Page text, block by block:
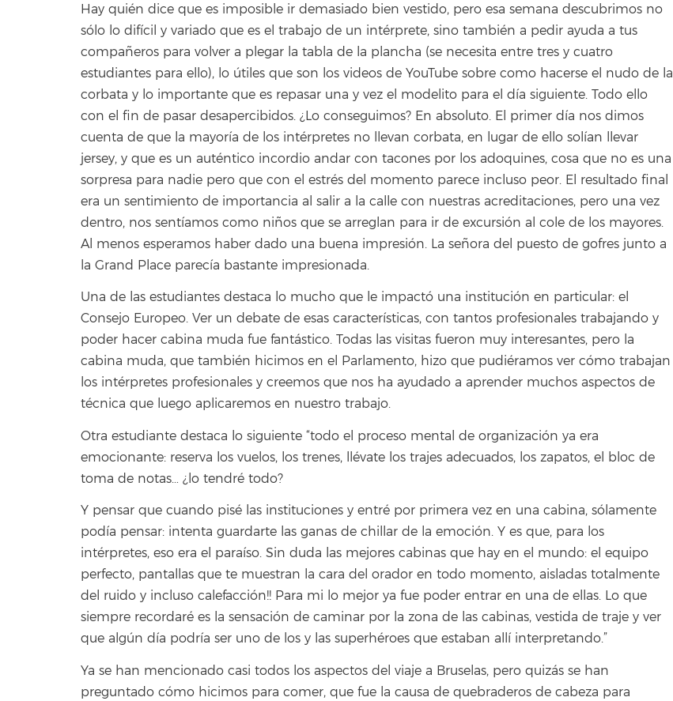
Hay quién dice que es imposible ir demasiado bien vestido, pero esa semana descubrimos no
sólo lo difícil y variado que es el trabajo de un intérprete, sino también a pedir ayuda a tus
compañeros para volver a plegar la tabla de la plancha (se necesita entre tres y cuatro
estudiantes para ello), lo útiles que son los videos de YouTube sobre como hacerse el nudo de la
corbata y lo importante que es repasar una y vez el modelito para el día siguiente. Todo ello
con el fin de pasar desapercibidos. ¿Lo conseguimos? En absoluto. El primer día nos dimos
cuenta de que la mayoría de los intérpretes no llevan corbata, en lugar de ello solían llevar
jersey, y que es un auténtico incordio andar con tacones por los adoquines, cosa que no es una
sorpresa para nadie pero que con el estrés del momento parece incluso peor. El resultado final
era un sentimiento de importancia al salir a la calle con nuestras acreditaciones, pero una vez
dentro, nos sentíamos como niños que se arreglan para ir de excursión al cole de los mayores.
Al menos esperamos haber dado una buena impresión. La señora del puesto de gofres junto a
la Grand Place parecía bastante impresionada.
Una de las estudiantes destaca lo mucho que le impactó una institución en particular: el
Consejo Europeo. Ver un debate de esas características, con tantos profesionales trabajando y
poder hacer cabina muda fue fantástico. Todas las visitas fueron muy interesantes, pero la
cabina muda, que también hicimos en el Parlamento, hizo que pudiéramos ver cómo trabajan
los intérpretes profesionales y creemos que nos ha ayudado a aprender muchos aspectos de
técnica que luego aplicaremos en nuestro trabajo.
Otra estudiante destaca lo siguiente “todo el proceso mental de organización ya era
emocionante: reserva los vuelos, los trenes, llévate los trajes adecuados, los zapatos, el bloc de
toma de notas… ¿lo tendré todo?
Y pensar que cuando pisé las instituciones y entré por primera vez en una cabina, sólamente
podía pensar: intenta guardarte las ganas de chillar de la emoción. Y es que, para los
intérpretes, eso era el paraíso. Sin duda las mejores cabinas que hay en el mundo: el equipo
perfecto, pantallas que te muestran la cara del orador en todo momento, aisladas totalmente
del ruido y incluso calefacción!! Para mi lo mejor ya fue poder entrar en una de ellas. Lo que
siempre recordaré es la sensación de caminar por la zona de las cabinas, vestida de traje y ver
que algún día podría ser uno de los y las superhéroes que estaban allí interpretando.”
Ya se han mencionado casi todos los aspectos del viaje a Bruselas, pero quizás se han
preguntado cómo hicimos para comer, que fue la causa de quebraderos de cabeza para